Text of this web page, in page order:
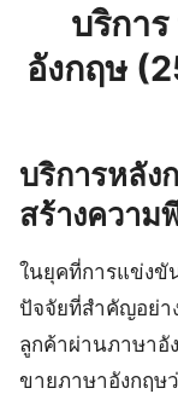
บริกา
อังกฤษ
บริการหลัง
สร้างความ
ในยุคที่การแข่งขั
ปัจจัยที่สำคัญอย่า
ลูกค้าผ่านภาษาอั
ขายภาษาอังกฤษ